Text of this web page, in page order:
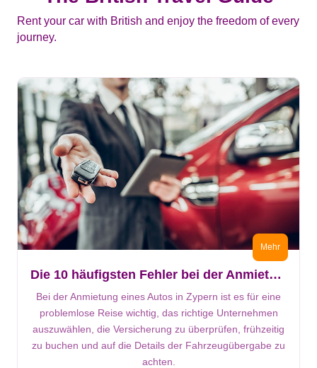
Rent your car with British and enjoy the freedom of every
journey.
Mehr
Die 10 häufigsten Fehler bei der Anmietung eines Autos in Zypern
Bei der Anmietung eines Autos in Zypern ist es für eine
problemlose Reise wichtig, das richtige Unternehmen
auszuwählen, die Versicherung zu überprüfen, frühzeitig
zu buchen und auf die Details der Fahrzeugübergabe zu
achten.